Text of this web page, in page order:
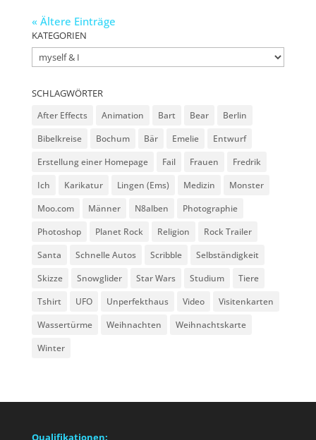
« Ältere Einträge
KATEGORIEN
Kategorien
SCHLAGWÖRTER
After Effects Animation Bart Bear
Berlin
Bibelkreise
Bochum Bär Emelie
Entwurf
Erstellung einer Homepage
Fail Frauen
Fredrik
Ich
Karikatur Lingen (Ems) Medizin
Monster
Moo.com
Männer N8alben
Photographie
Photoshop
Planet Rock Religion
Rock Trailer
Santa
Schnelle Autos Scribble
Selbständigkeit
Skizze
Snowglider Star Wars Studium
Tiere
Tshirt
UFO Unperfekthaus Video
Visitenkarten
Wassertürme
Weihnachten
Weihnachtskarte
Winter
Qualifikationen: